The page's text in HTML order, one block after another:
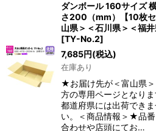
ダンボール 160サイズ
さ200（mm）【10枚
山県＞＜石川県＞＜福
[TY-No.2]
7,685円(税込)
在庫あり
★お届け先が＜富山県
方の専用ページとなり
都道府県には出荷でき
い。＜商品情報＞★品
合わせや店頭にてお…